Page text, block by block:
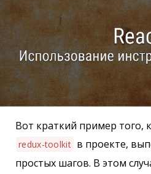
Вот краткий пример того,
redux-toolkit в проекте,
простых шагов. В этом